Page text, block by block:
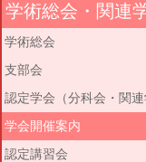
学術総会・関連
学術総会
支部会
認定学会（分科会・関連
学会開催案内
認定講習会